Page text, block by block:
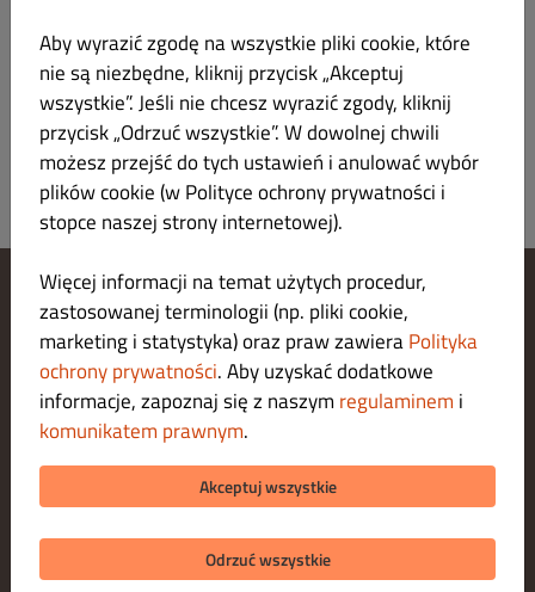
Dodatki
Napoje
Zarządzaj ustawieniami cookies
Skontaktuj się z nami
Polityka ochrony prywatności
Regulamin
Legal notice
O nas
METODY PŁATNOŚCI ZA DOSTAWĘ
METODY PŁATNOŚCI ZA ODBIÓR
Aby wyrazić zgodę na wszystkie pliki cookie, które
nie są niezbędne, kliknij przycisk „Akceptuj
wszystkie”. Jeśli nie chcesz wyrazić zgody, kliknij
przycisk „Odrzuć wszystkie”. W dowolnej chwili
możesz przejść do tych ustawień i anulować wybór
plików cookie (w Polityce ochrony prywatności i
stopce naszej strony internetowej).
Więcej informacji na temat użytych procedur,
zastosowanej terminologii (np. pliki cookie,
marketing i statystyka) oraz praw zawieraPolityka
ochrony prywatności. Aby uzyskać dodatkowe
informacje, zapoznaj się z naszym regulaminem i
komunikatem prawnym.
Akceptuj wszystkie
Odrzuć wszystkie